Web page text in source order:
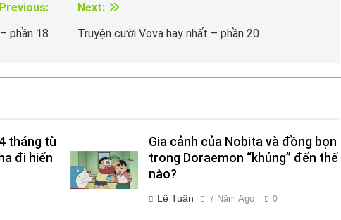
Previous:
phần 18
Next:
Truyện cười Vova hay nhất – phần 20
tháng tù
đi hiến
Gia cảnh của Nobita và đồng bọn
trong Doraemon “khủng” đến thế
nào?
Lê Tuân 7 Năm Ago 0